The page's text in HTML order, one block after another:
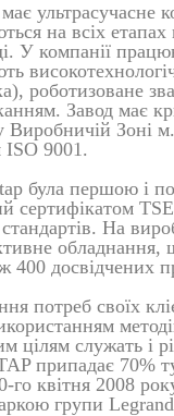
ультрасучасне
на всіх
У компанії
роботизоване
Завод має
Зоні
ISO 9001.
була першою і
сертифікатом
На
обладнання,
400 досвідчених
потреб своїх
цілям служать і
припадає 70%
го квітня 2008
групи